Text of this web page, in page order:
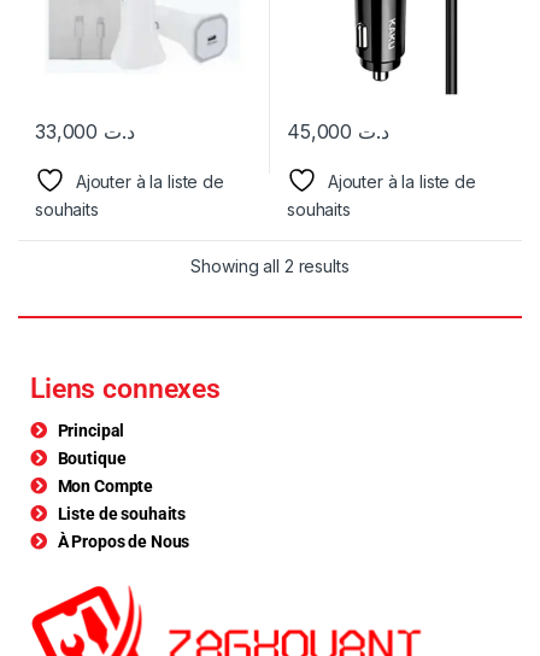
د.ت
Ajouter à la liste de
souhaits
د.ت
Ajouter à la liste de
souhaits
Showing all 2 results
Liens connexes
Principal
Boutique
Mon Compte
Liste de souhaits
À Propos de Nous